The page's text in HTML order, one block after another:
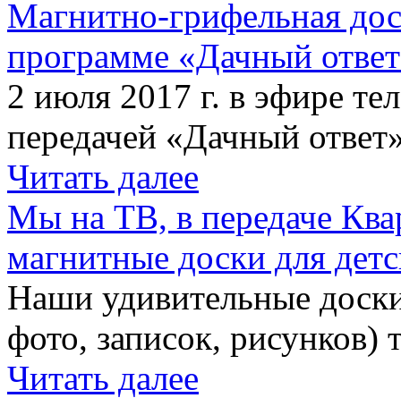
Магнитно-грифельная
программе «Дачный
2 июля 2017 г. в эфире
передачей «Дачный
Читать далее
Мы на ТВ, в передаче
магнитные доски для
Наши удивительные
фото, записок,
Читать далее